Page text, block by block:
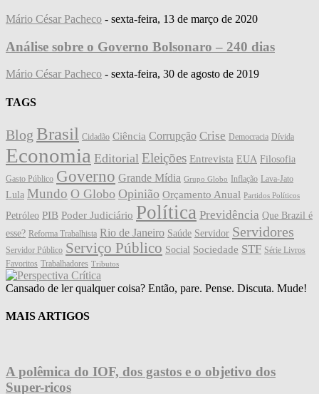
Mário César Pacheco - sexta-feira, 13 de março de 2020
Análise sobre o Governo Bolsonaro – 240 dias
Mário César Pacheco - sexta-feira, 30 de agosto de 2019
TAGS
Blog Brasil Cidadão Ciência Corrupção Crise Democracia Dívida
Economia Editorial Eleições Entrevista EUA Filosofia
Gasto Público Governo Grande Mídia Grupo Globo Inflação Lava-Jato
Lula Mundo O Globo Opinião Orçamento Anual Partidos Políticos
Petróleo PIB Poder Judiciário Política Previdência Que Brazil é
esse? Reforma Trabalhista Rio de Janeiro Saúde Servidor Servidores
Servidor Público Serviço Público Social Sociedade STF Série Livros
Favoritos Trabalhadores Tributos
Cansado de ler qualquer coisa? Então, pare. Pense. Discuta. Mude!
MAIS ARTIGOS
A polêmica do IOF, dos gastos e o objetivo dos
Super-ricos